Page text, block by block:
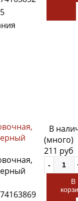
В
(много)
211 руб
В